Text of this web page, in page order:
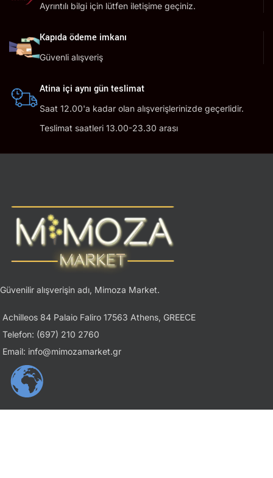
Ayrıntılı bilgi için lütfen iletişime geçiniz.
Kapıda ödeme imkanı
Güvenli alışveriş
Atina içi aynı gün teslimat
Saat 12.00'a kadar olan alışverişlerinizde geçerlidir.
Teslimat saatleri 13.00-23.30 arası
Güvenilir alışverişin adı, Mimoza Market.
Achilleos 84 Palaio Faliro 17563 Athens, GREECE
Telefon: (697) 210 2760
Email: info@mimozamarket.gr